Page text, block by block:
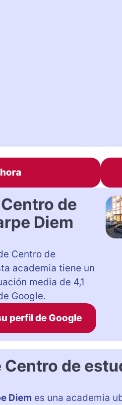
de
Diem
Centro de
academia tiene un
media de 4,1
Google.
perfil de Google
Centro de
Diem es una academia